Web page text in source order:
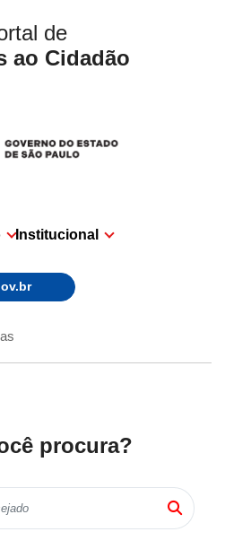
de
ao Cidadão
Institucional
procura?